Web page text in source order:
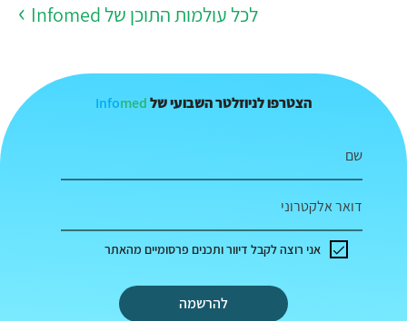
לכל עולמות התוכן של Infomed
הצטרפו לניוזלטר השבועי של Infomed
שם
דואר אלקטרוני
להרשמה
אני רוצה לקבל דיוור ותכנים פרסומיים מהאתר